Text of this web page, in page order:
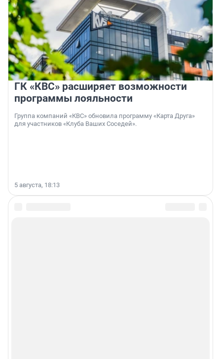
ГК «КВС» расширяет возможности
программы лояльности
Группа компаний «КВС» обновила программу «Карта Друга»
для участников «Клуба Ваших Соседей».
5 августа, 18:13